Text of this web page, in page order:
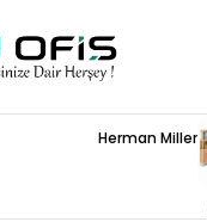
Herman Miller